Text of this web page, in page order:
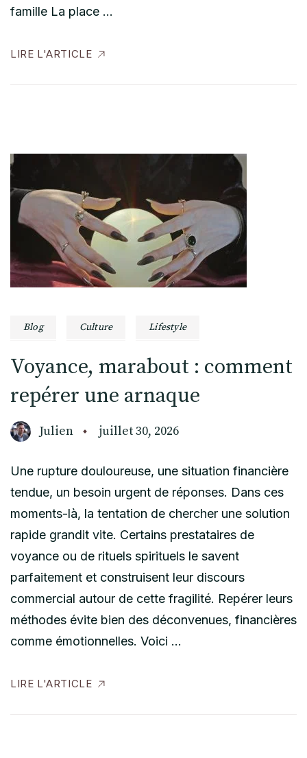
famille La place …
LIRE L'ARTICLE
Blog Culture Lifestyle
Voyance, marabout : comment
repérer une arnaque
Julien juillet 30, 2026
Une rupture douloureuse, une situation financière
tendue, un besoin urgent de réponses. Dans ces
moments-là, la tentation de chercher une solution
rapide grandit vite. Certains prestataires de
voyance ou de rituels spirituels le savent
parfaitement et construisent leur discours
commercial autour de cette fragilité. Repérer leurs
méthodes évite bien des déconvenues, financières
comme émotionnelles. Voici …
LIRE L'ARTICLE